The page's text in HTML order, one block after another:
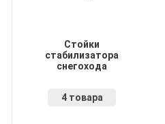
Стойки
стабилизатора
снегохода
4 товара